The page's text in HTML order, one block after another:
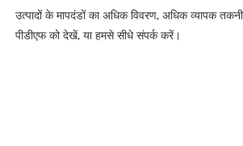
उत्पादों के मापदंडों का अधिक विवरण, अधिक व्यापक
पीडीएफ को देखें, या हमसे सीधे संपर्क करें।